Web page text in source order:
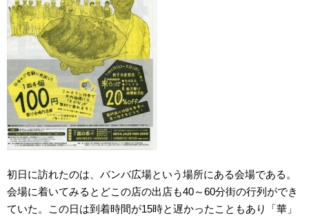
初日に訪れたのは、バンバ広場という場所にある会場である。
会場に着いてみるとどこの店の出店も40～60分街の行列ができ
ていた。この日は到着時間が15時と遅かったこともあり「華」